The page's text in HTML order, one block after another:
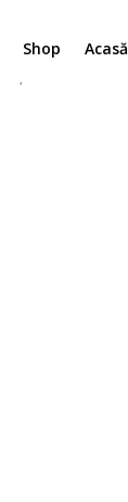
Shop Acasă